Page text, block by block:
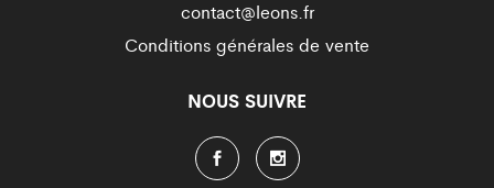
contact@leons.fr
Conditions générales de vente
NOUS SUIVRE